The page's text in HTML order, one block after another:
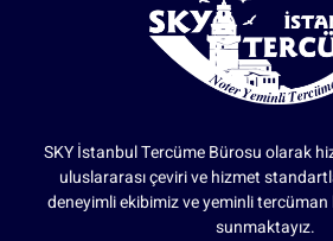
SKY İstanbul Tercüme Bürosu olarak
uluslararası çeviri ve hizmet
deneyimli ekibimiz ve yeminli
sunmaktayız.